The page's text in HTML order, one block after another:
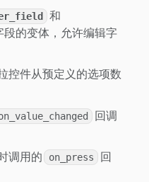
和
段的变体，允许编辑字
控件从预定义的选项数
回调
调用的 on_press
回